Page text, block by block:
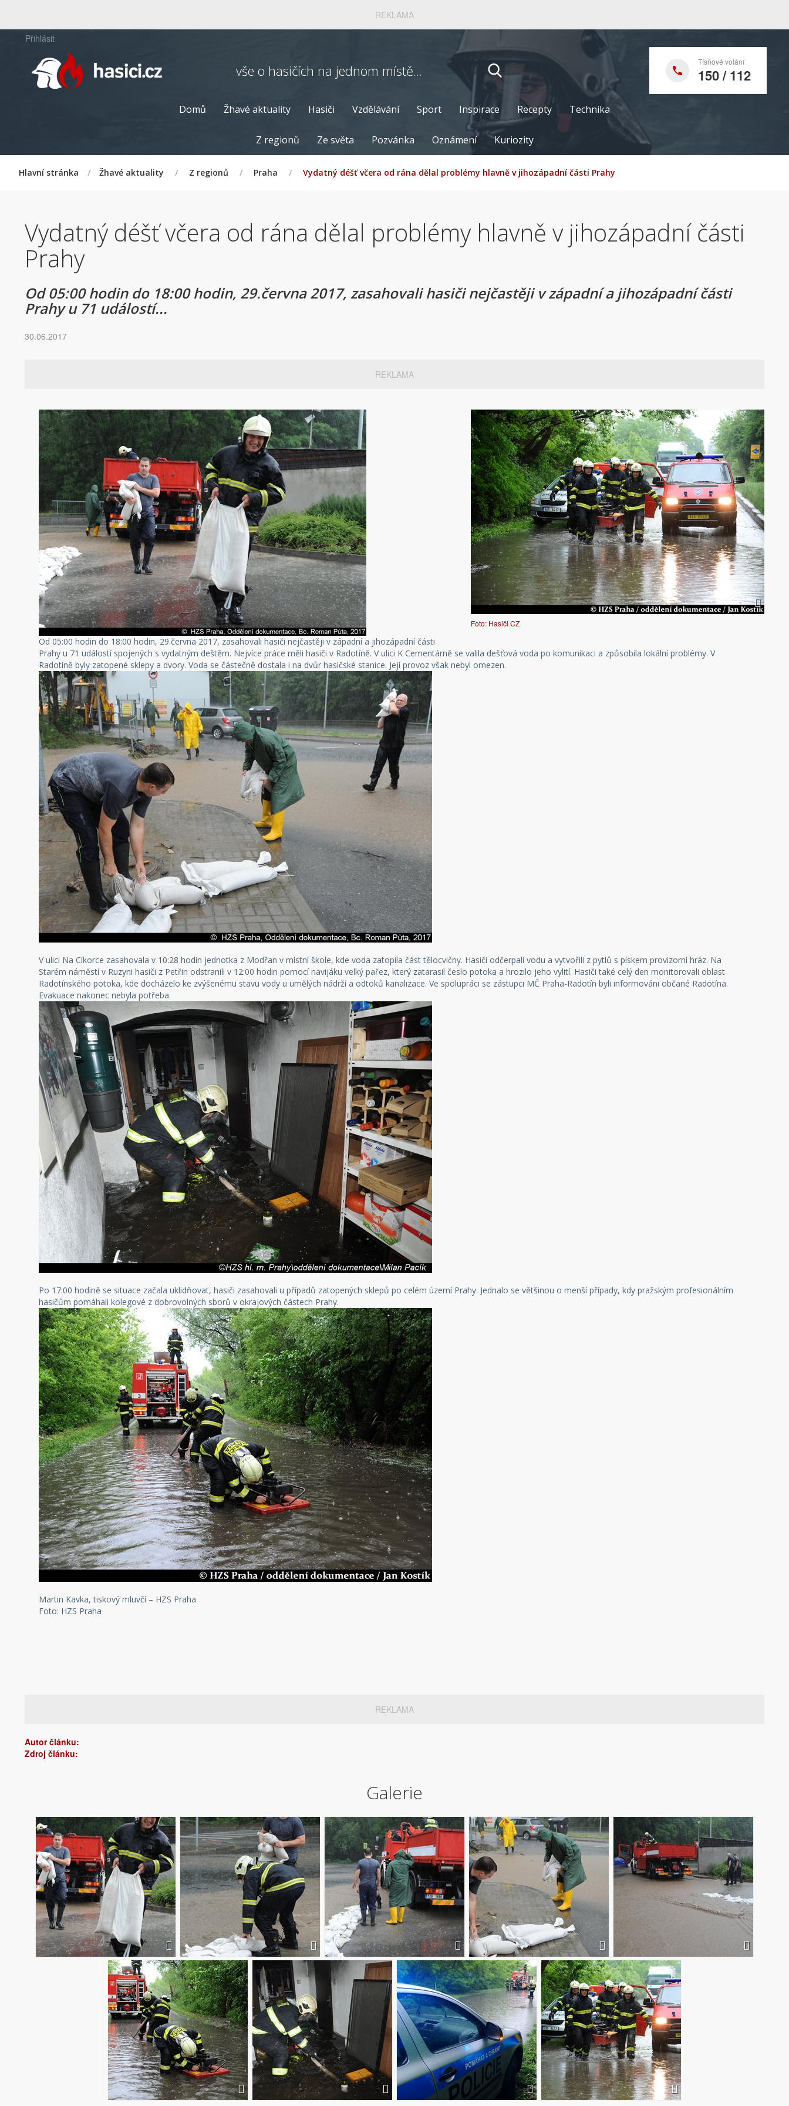
REKLAMA
Přihlásit
vše o hasičích na jednom místě... Tísňové volání
150 / 112
Domů Žhavé aktuality Hasiči Vzdělávání Sport Inspirace Recepty Technika
Z regionů Ze světa Pozvánka Oznámení Kuriozity
Hlavní stránka / Žhavé aktuality / Z regionů / Praha / Vydatný déšť včera od rána dělal problémy hlavně v jihozápadní části Prahy
Vydatný déšť včera od rána dělal problémy hlavně v jihozápadní části
Prahy
Od 05:00 hodin do 18:00 hodin, 29.června 2017, zasahovali hasiči nejčastěji v západní a jihozápadní části
Prahy u 71 událostí...
30.06.2017
REKLAMA
Foto: Hasiči CZ
Od 05:00 hodin do 18:00 hodin, 29.června 2017, zasahovali hasiči nejčastěji v západní a jihozápadní části
Prahy u 71 událostí spojených s vydatným deštěm. Nejvíce práce měli hasiči v Radotíně. V ulici K Cementárně se valila dešťová voda po komunikaci a způsobila lokální problémy. V
Radotíně byly zatopené sklepy a dvory. Voda se částečně dostala i na dvůr hasičské stanice. Její provoz však nebyl omezen.
V ulici Na Cikorce zasahovala v 10:28 hodin jednotka z Modřan v místní škole, kde voda zatopila část tělocvičny. Hasiči odčerpali vodu a vytvořili z pytlů s pískem provizorní hráz. Na
Starém náměstí v Ruzyni hasiči z Petřin odstranili v 12:00 hodin pomocí navijáku velký pařez, který zatarasil česlo potoka a hrozilo jeho vylití. Hasiči také celý den monitorovali oblast
Radotínského potoka, kde docházelo ke zvýšenému stavu vody u umělých nádrží a odtoků kanalizace. Ve spolupráci se zástupci MČ Praha-Radotín byli informováni občané Radotína.
Evakuace nakonec nebyla potřeba.
Po 17:00 hodině se situace začala uklidňovat, hasiči zasahovali u případů zatopených sklepů po celém území Prahy. Jednalo se většinou o menší případy, kdy pražským profesionálním
hasičům pomáhali kolegové z dobrovolných sborů v okrajových částech Prahy.
Martin Kavka, tiskový mluvčí – HZS Praha
Foto: HZS Praha
REKLAMA
Autor článku:
Zdroj článku:
Galerie